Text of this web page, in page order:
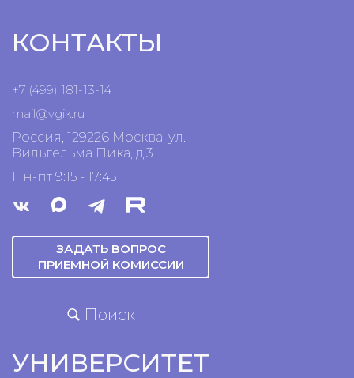
КОНТАКТЫ
+7 (499) 181-13-14
mail@vgik.ru
Россия, 129226 Москва, ул.
Вильгельма Пика, д.3
Пн-пт 9:15 - 17:45
ЗАДАТЬ ВОПРОС
ПРИЕМНОЙ КОМИССИИ
Поиск
УНИВЕРСИТЕТ